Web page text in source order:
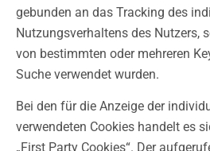
gebunden an das Tracking des
Nutzungsverhaltens des Nutzers,
von bestimmten oder mehreren
Suche verwendet wurden.
Bei den für die Anzeige der
verwendeten Cookies handelt es
„First Party Cookies“. Der